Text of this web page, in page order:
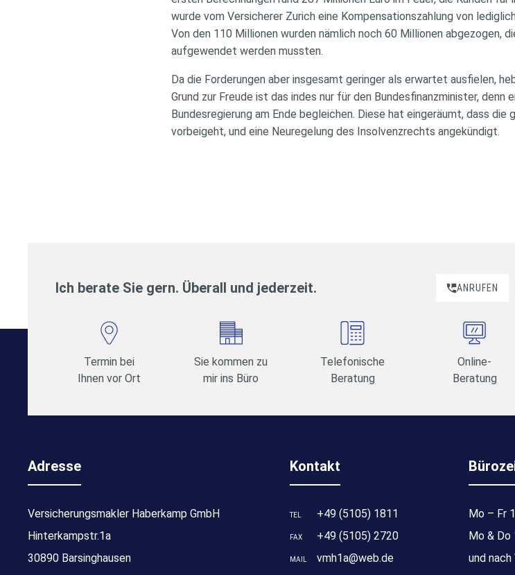
wurde vom Versicherer Zurich eine Kompensationszahlung von
Von den 110 Millionen wurden nämlich noch 60 Millionen abgezogen,
aufgewendet werden mussten.
Da die Forderungen aber insgesamt geringer als erwartet ausfielen,
Grund zur Freude ist das indes nur für den Bundesfinanzminister,
Bundesregierung am Ende begleichen. Diese hat eingeräumt, dass
vorbeigeht, und eine Neuregelung des Insolvenzrechts angekündigt.
Ich berate Sie gern. Überall und jederzeit. ANRUFEN
Termin bei
Ihnen vor Ort
Sie kommen zu
mir ins Büro
Telefonische
Beratung
Online-
Beratung
Adresse
Versicherungsmakler Haberkamp GmbH
Hinterkampstr.1a
30890 Barsinghausen
Kontakt
TEL +49 (5105) 1811
FAX +49 (5105) 2720
MAIL vmh1a@web.de
Mo – Fr
Mo & Do
und nach